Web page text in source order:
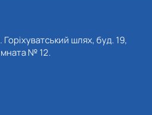
Горіхуватський шлях, буд. 19,
№ 12.